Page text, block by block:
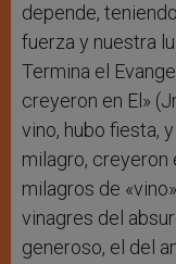
depende,
fuerza y nuestra
Termina el
creyeron en El»
vino, hubo fiesta,
milagro, creyeron
milagros de
vinagres del
generoso, el del